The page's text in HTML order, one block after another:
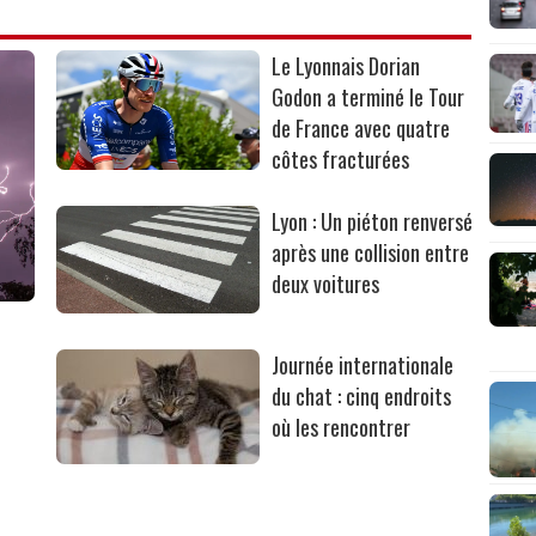
Le Lyonnais Dorian
Godon a terminé le Tour
de France avec quatre
côtes fracturées
Lyon : Un piéton renversé
après une collision entre
deux voitures
Journée internationale
du chat : cinq endroits
où les rencontrer